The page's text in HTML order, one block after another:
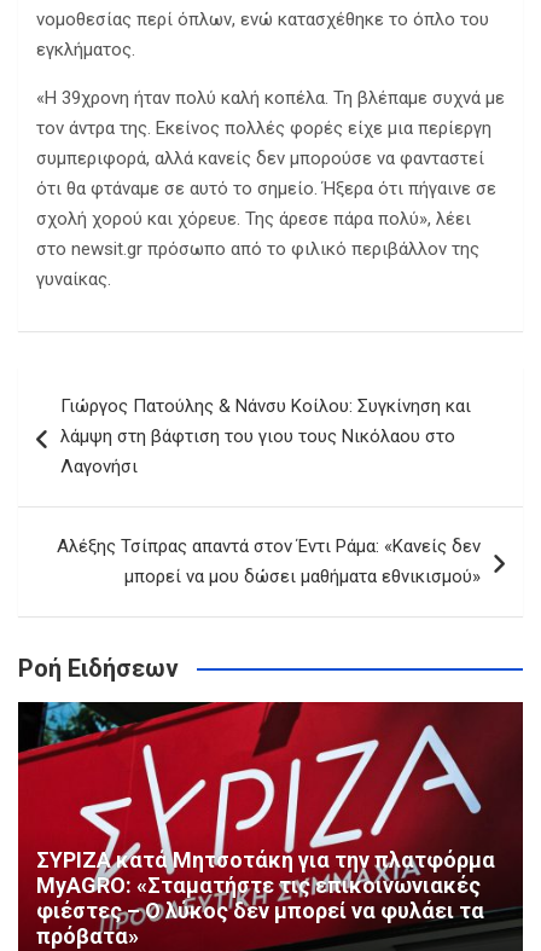
νομοθεσίας περί όπλων, ενώ κατασχέθηκε το όπλο του
εγκλήματος.
«Η 39χρονη ήταν πολύ καλή κοπέλα. Τη βλέπαμε συχνά με
τον άντρα της. Εκείνος πολλές φορές είχε μια περίεργη
συμπεριφορά, αλλά κανείς δεν μπορούσε να φανταστεί
ότι θα φτάναμε σε αυτό το σημείο. Ήξερα ότι πήγαινε σε
σχολή χορού και χόρευε. Της άρεσε πάρα πολύ», λέει
στο newsit.gr πρόσωπο από το φιλικό περιβάλλον της
γυναίκας.
άρθρων
Γιώργος Πατούλης & Νάνσυ Κοίλου: Συγκίνηση και
λάμψη στη βάφτιση του γιου τους Νικόλαου στο
Λαγονήσι
Αλέξης Τσίπρας απαντά στον Έντι Ράμα: «Κανείς δεν
μπορεί να μου δώσει μαθήματα εθνικισμού»
Ροή Ειδήσεων
ΣΥΡΙΖΑ κατά Μητσοτάκη για την πλατφόρμα
MyAGRO: «Σταματήστε τις επικοινωνιακές
φιέστες – Ο λύκος δεν μπορεί να φυλάει τα
πρόβατα»